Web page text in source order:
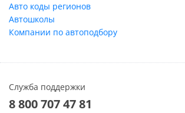
Авто коды регионов
Автошколы
Компании по автоподбору
Служба поддержки
8 800 707 47 81